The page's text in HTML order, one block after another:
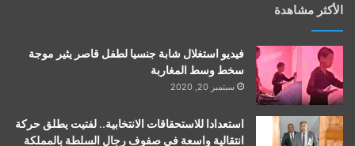
الأكثر مشاهدة
فيديو استغلال شابة جنسيا لطفل قاصر يثير موجة
سخط وسط المغاربة
سبتمبر 20, 2020
استعدادا للاستحقاقات الانتخابية.. لفتيت يطلق حركة
انتقالية واسعة في صفوف رجال السلطة بالمملكة